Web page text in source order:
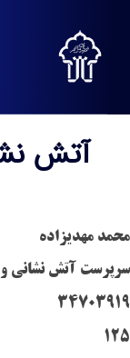
آتش
محمد مهدیزاده
سرپرست آتش نشانی
34703919
125